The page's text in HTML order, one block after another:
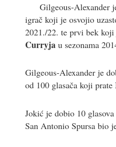
Gilgeous-Alexander
igrač koji je osvojio
2021./22. te prvi bek koji
Curryja u sezonama
Gilgeous-Alexander je
od 100 glasača koji prate
Jokić je dobio 10
San Antonio Spursa bio